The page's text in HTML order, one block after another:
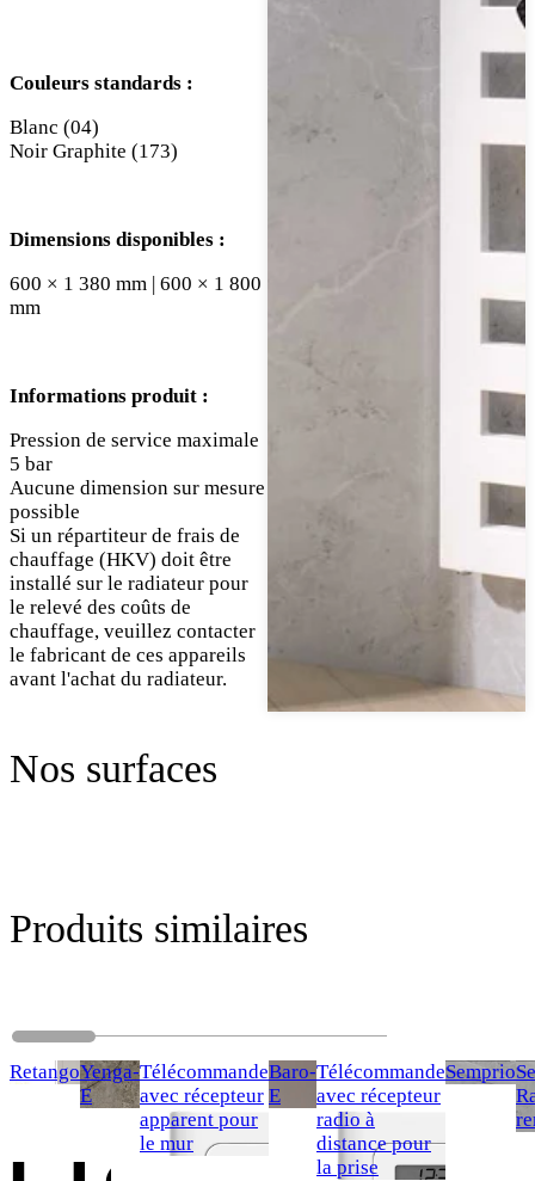
Couleurs standards :
Blanc (04)
Noir Graphite (173)
Dimensions disponibles :
600 × 1 380 mm | 600 × 1 800
mm
Informations produit :
Pression de service maximale
5 bar
Aucune dimension sur mesure
possible
Si un répartiteur de frais de
chauffage (HKV) doit être
installé sur le radiateur pour
le relevé des coûts de
chauffage, veuillez contacter
le fabricant de ces appareils
avant l'achat du radiateur.
Nos surfaces
Produits similaires
RetangoYenga-
E
Télécommande
avec récepteur
apparent pour
le mur
Baro-
E
Télécommande
avec récepteur
radio à
distance pour
la prise
Semprio